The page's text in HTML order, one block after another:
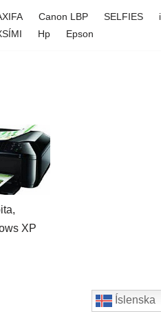
Canon LBP SELFIES
Hp Epson
XP
Íslenska